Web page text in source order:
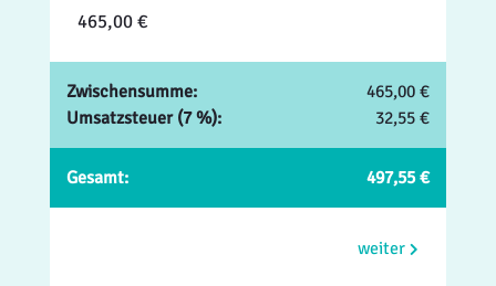
465,00 €
Zwischensumme:
465,00 €
Umsatzsteuer (7 %):
32,55 €
Gesamt: 497,55 €
weiter